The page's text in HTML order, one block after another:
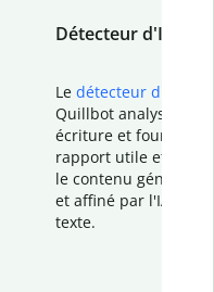
Détecteur d'IA
Le détecteur d'IA
Quillbot analyse votre
écriture et fournit un
rapport utile et
le contenu généré
et affiné par l'IA
texte.